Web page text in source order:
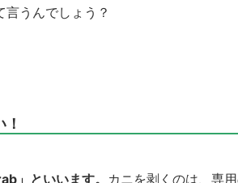
うんでしょう？
」 といいます。 カニを剥くのは、専